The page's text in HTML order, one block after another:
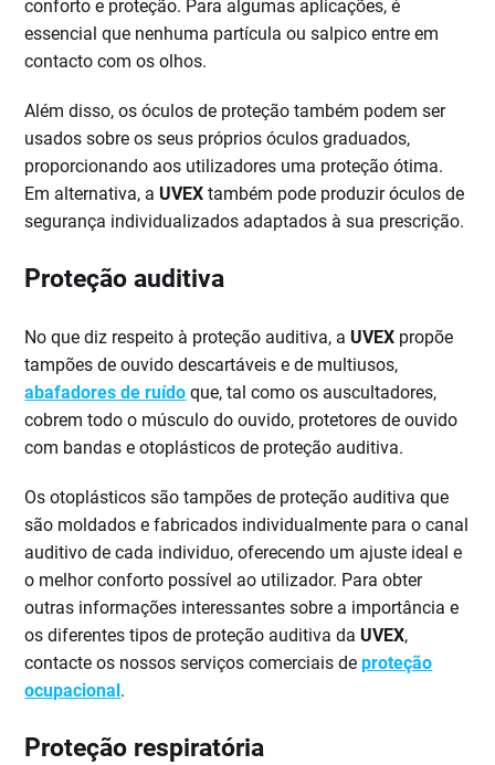
conforto e proteção. Para algumas aplicações, é
essencial que nenhuma partícula ou salpico entre em
contacto com os olhos.
Além disso, os óculos de proteção também podem ser
usados sobre os seus próprios óculos graduados,
proporcionando aos utilizadores uma proteção ótima.
Em alternativa, a UVEX também pode produzir óculos de
segurança individualizados adaptados à sua prescrição.
Proteção auditiva
No que diz respeito à proteção auditiva, a UVEX propõe
tampões de ouvido descartáveis e de multiusos,
abafadores de ruído que, tal como os auscultadores,
cobrem todo o músculo do ouvido, protetores de ouvido
com bandas e otoplásticos de proteção auditiva.
Os otoplásticos são tampões de proteção auditiva que
são moldados e fabricados individualmente para o canal
auditivo de cada individuo, oferecendo um ajuste ideal e
o melhor conforto possível ao utilizador. Para obter
outras informações interessantes sobre a importância e
os diferentes tipos de proteção auditiva da UVEX,
contacte os nossos serviços comerciais deproteção
ocupacional.
Proteção respiratória